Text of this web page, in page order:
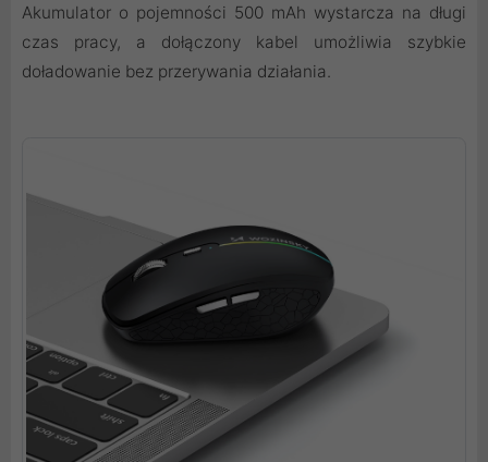
Akumulator o pojemności 500 mAh wystarcza na długi
czas pracy, a dołączony kabel umożliwia szybkie
doładowanie bez przerywania działania.